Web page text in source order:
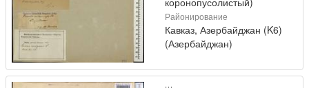
Районирование
Кавказ, Азербайджан (K6)
(Азербайджан)